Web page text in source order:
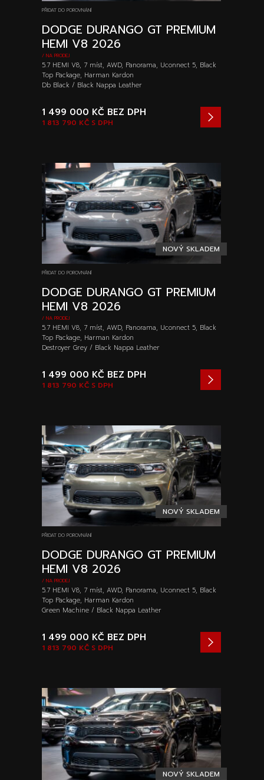
PŘIDAT DO POROVNÁNÍ
DODGE DURANGO GT PREMIUM
HEMI V8 2026
/ NA PRODEJ
5.7 HEMI V8, 7 míst, AWD, Panorama, Uconnect 5, Black
Top Package, Harman Kardon
Db Black / Black Nappa Leather
1 813 790 KČ S DPH
1 499 000 KČ BEZ DPH
NOVÝ SKLADEM
PŘIDAT DO POROVNÁNÍ
DODGE DURANGO GT PREMIUM
HEMI V8 2026
/ NA PRODEJ
5.7 HEMI V8, 7 míst, AWD, Panorama, Uconnect 5, Black
Top Package, Harman Kardon
Destroyer Grey / Black Nappa Leather
1 813 790 KČ S DPH
1 499 000 KČ BEZ DPH
NOVÝ SKLADEM
PŘIDAT DO POROVNÁNÍ
DODGE DURANGO GT PREMIUM
HEMI V8 2026
/ NA PRODEJ
5.7 HEMI V8, 7 míst, AWD, Panorama, Uconnect 5, Black
Top Package, Harman Kardon
Green Machine / Black Nappa Leather
1 813 790 KČ S DPH
1 499 000 KČ BEZ DPH
NOVÝ SKLADEM